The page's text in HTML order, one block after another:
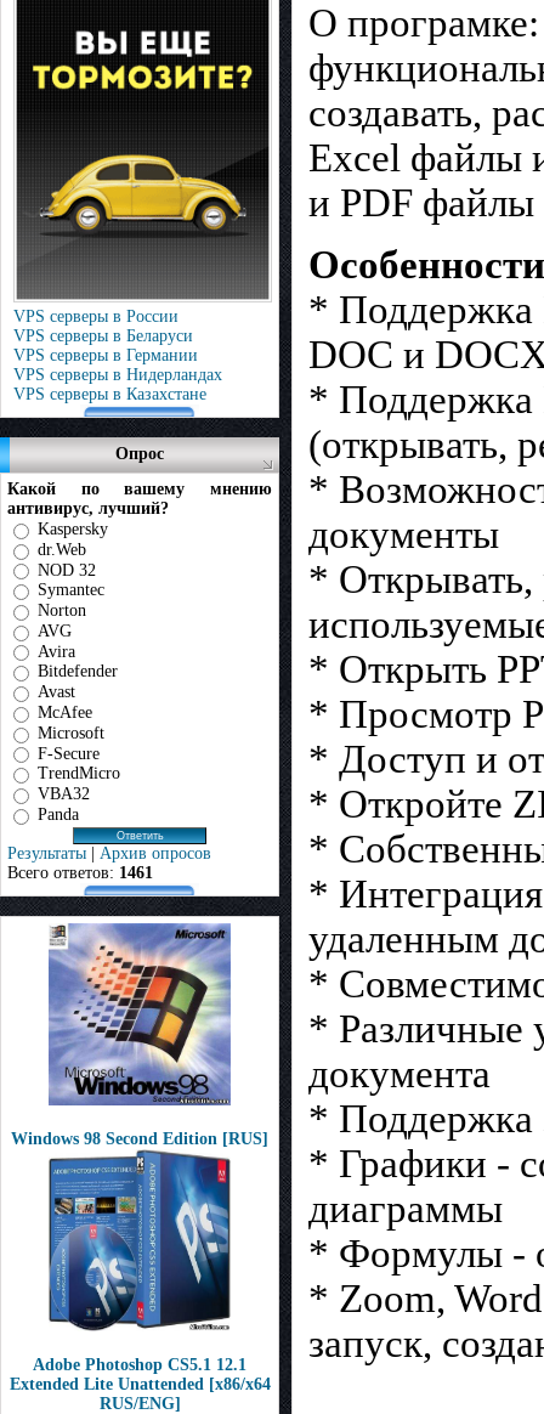
VPS серверы в России
VPS серверы в Беларуси
VPS серверы в Германии
VPS серверы в Нидерландах
VPS серверы в Казахстане
Опрос
Какой по вашему мнению
антивирус, лучший?
Kaspersky
dr.Web
NOD 32
Symantec
Norton
AVG
Avira
Bitdefender
Avast
McAfee
Microsoft
F-Secure
TrendMicro
VBA32
Panda
Результаты | Архив опросов
Всего ответов: 1461
Windows 98 Second Edition [RUS]
Adobe Photoshop CS5.1 12.1
Extended Lite Unattended [x86/x64
RUS/ENG]
О програмке:
создавать,
Excel файлы
и PDF файлы
* Поддержка
DOC и
* Поддержка
(открывать,
*
документы
* Открывать,
* Открыть
* Просмотр
* Доступ и
* Откройте
*
*
удаленным
*
* Различные
документа
* Поддержка
* Графики -
диаграммы
* Формулы -
* Zoom,
запуск,